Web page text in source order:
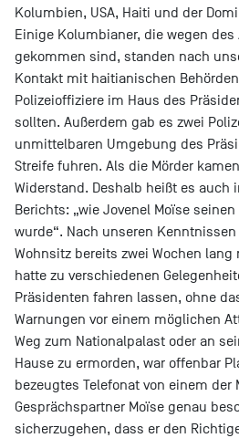
Kolumbien, USA, Haiti und der
Einige Kolumbianer, die wegen
gekommen sind, standen nach
Kontakt mit haitianischen
Polizeioffiziere im Haus des
sollten. Außerdem gab es zwei
unmittelbaren Umgebung des
Streife fuhren. Als die Mörder
Widerstand. Deshalb heißt es auch
Berichts: „wie Jovenel Moïse
wurde“. Nach unseren
Wohnsitz bereits zwei Wochen
hatte zu verschiedenen
Präsidenten fahren lassen, ohne
Warnungen vor einem möglichen
Weg zum Nationalpalast oder an
Hause zu ermorden, war offenbar
bezeugtes Telefonat von einem der
Gesprächspartner Moïse genau
sicherzugehen, dass er den